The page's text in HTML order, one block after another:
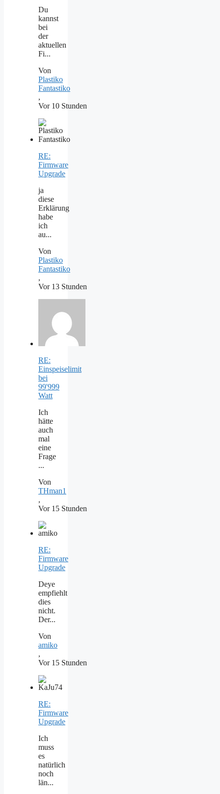
Du
kannst
bei
der
aktuellen
Fi...
Von
Plastiko
Fantastiko
,
Vor 10 Stunden
RE:
Firmware
Upgrade
ja
diese
Erklärung
habe
ich
au...
Von
Plastiko
Fantastiko
,
Vor 13 Stunden
RE:
Einspeiselimit
bei
99'999
Watt
Ich
hätte
auch
mal
eine
Frage
...
Von
THman1
,
Vor 15 Stunden
RE:
Firmware
Upgrade
Deye
empfiehlt
dies
nicht.
Der...
Von
amiko
,
Vor 15 Stunden
RE:
Firmware
Upgrade
Ich
muss
es
natürlich
noch
län...